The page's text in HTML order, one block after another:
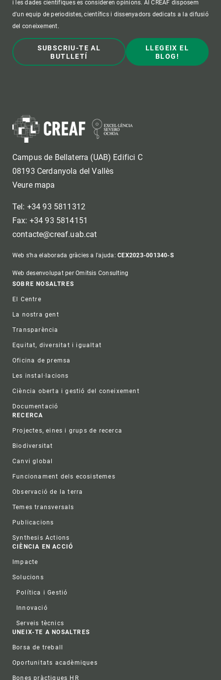
i les dades científiques es consideren opinions. Al CREAF disposem
d'un equip de periodistes, científics i dissenyadors dedicats a la difusió
del coneixement.
SUBSCRIU-TE AL
BUTLLETÍ
LLEGEIX EL
BLOG!
Campus de Bellaterra (UAB) Edifici C
08193 Cerdanyola del Vallès
Veure mapa
Tel: +34 93 5811312
Fax: +34 93 5814151
contacte@creaf.uab.cat
Web s'ha elaborada gràcies a l'ajuda:CEX2023-001340-S
Web desenvolupat per Omitsis Consulting
Footer
SOBRE NOSALTRES
El Centre
La nostra gent
Transparència
Equitat, diversitat i igualtat
Oficina de premsa
Les instal·lacions
Ciència oberta i gestió del coneixement
Documentació
RECERCA
Projectes, eines i grups de recerca
Biodiversitat
Canvi global
Funcionament dels ecosistemes
Observació de la terra
Temes transversals
Publicacions
Synthesis Actions
CIÈNCIA EN ACCIÓ
Impacte
Solucions
Política i Gestió
Innovació
Serveis tècnics
UNEIX-TE A NOSALTRES
Borsa de treball
Oportunitats acadèmiques
Bones pràctiques HR